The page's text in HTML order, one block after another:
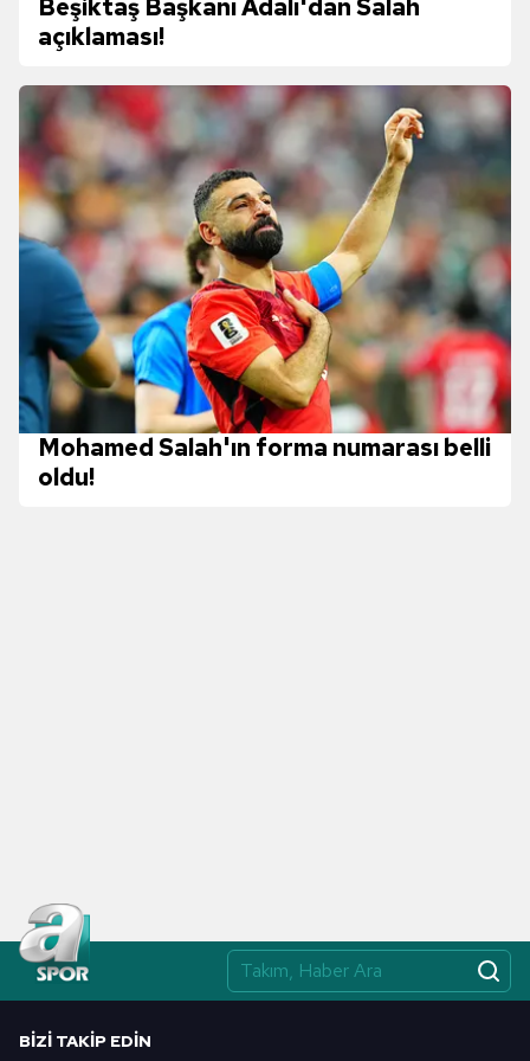
toplumu hizmetlerinin sunulması amacıyla
kullanılmaktadır. Diğer çerezler, sitemizin daha işlevsel
kılınması ve kişiselleştirilmesi ve sizlere yönelik
reklam/pazarlama faaliyetlerinin yapılması, amaçlarıyla
sınırlı olarak açık rızanız dahilinde kullanılacaktır.
Çerezlere ilişkin tercihlerinizi aşağıda yer alan panel
vasıtasıyla belirleyebilirsiniz. Çerezlere ilişkin detaylı bilgi
için Ayarlar butonuna tıklayabilir,Çerez Bilgilendirme
Metnimizi
ziyaret edebilirsiniz.
6698 sayılı Kişisel Verilerin Korunması Kanunu uyarınca
hazırlanmış Aydınlatma Metnimizi okumak ve sitemizde
ilgili mevzuata uygun olarak kullanılan çerezlerle ilgili bilgi
almak için lütfentıklayınız.
Beşiktaş Başkanı Adalı'dan Salah
açıklaması!
Mohamed Salah'ın forma numarası belli
oldu!
BIZI TAKIP EDIN